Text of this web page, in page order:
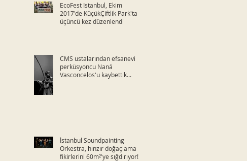
EcoFest Istanbul, Ekim
2017'de KüçükÇiftlik Park'ta
üçüncü kez düzenlendi
CMS ustalarından efsanevi
perküsyoncu Naná
Vasconcelos'u kaybettik...
İstanbul Soundpainting
Orkestra, hınzır doğaçlama
fikirlerini 60m²'ye sığdırıyor!